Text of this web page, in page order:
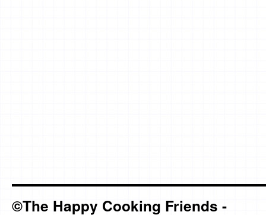
©The Happy Cooking Friends -